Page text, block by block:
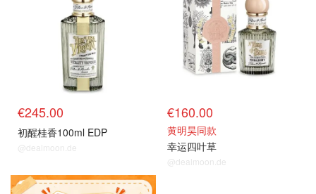
€245.00
初醒桂香100ml EDP
@dealmoon.de
€160.00
黄明昊同款
幸运四叶草
@dealmoon.de